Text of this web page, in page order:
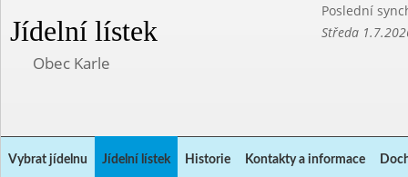
Jídelní lístek
Poslední
Středa
Obec Karle
Vybrat jídelnu Jídelní lístek Historie Kontakty a informace